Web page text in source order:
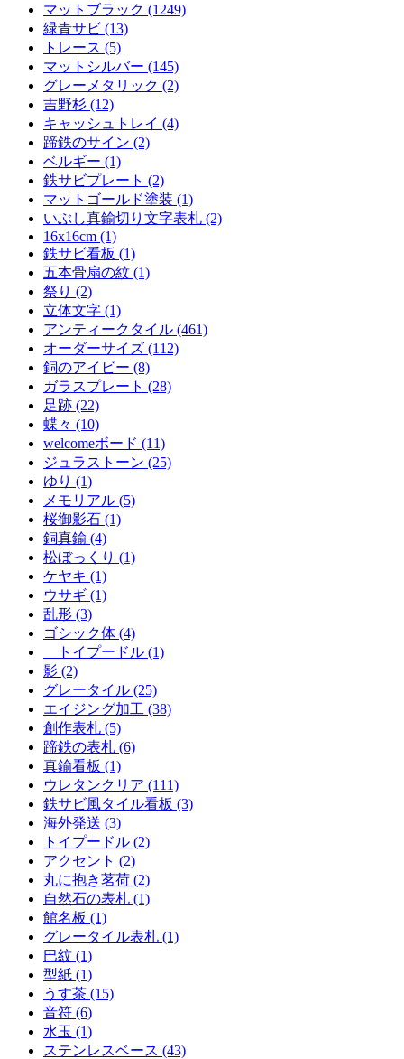
マットブラック (1249)
緑青サビ (13)
トレース (5)
マットシルバー (145)
グレーメタリック (2)
吉野杉 (12)
キャッシュトレイ (4)
蹄鉄のサイン (2)
ベルギー (1)
鉄サビプレート (2)
マットゴールド塗装 (1)
いぶし真鍮切り文字表札 (2)
16x16cm (1)
鉄サビ看板 (1)
五本骨扇の紋 (1)
祭り (2)
立体文字 (1)
アンティークタイル (461)
オーダーサイズ (112)
銅のアイビー (8)
ガラスプレート (28)
足跡 (22)
蝶々 (10)
welcomeボード (11)
ジュラストーン (25)
ゆり (1)
メモリアル (5)
桜御影石 (1)
銅真鍮 (4)
松ぼっくり (1)
ケヤキ (1)
ウサギ (1)
乱形 (3)
ゴシック体 (4)
トイプードル (1)
影 (2)
グレータイル (25)
エイジング加工 (38)
創作表札 (5)
蹄鉄の表札 (6)
真鍮看板 (1)
ウレタンクリア (111)
鉄サビ風タイル看板 (3)
海外発送 (3)
トイプードル (2)
アクセント (2)
丸に抱き茗荷 (2)
自然石の表札 (1)
館名板 (1)
グレータイル表札 (1)
巴紋 (1)
型紙 (1)
うす茶 (15)
音符 (6)
水玉 (1)
ステンレスベース (43)